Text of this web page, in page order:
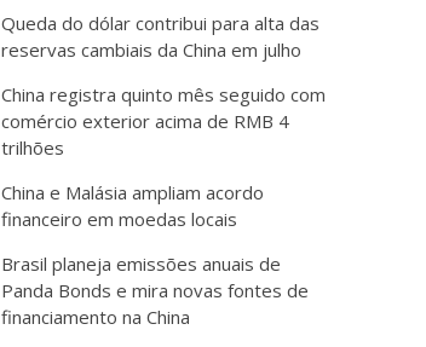
Queda do dólar contribui para alta das
reservas cambiais da China em julho
China registra quinto mês seguido com
comércio exterior acima de RMB 4
trilhões
China e Malásia ampliam acordo
financeiro em moedas locais
Brasil planeja emissões anuais de
Panda Bonds e mira novas fontes de
financiamento na China